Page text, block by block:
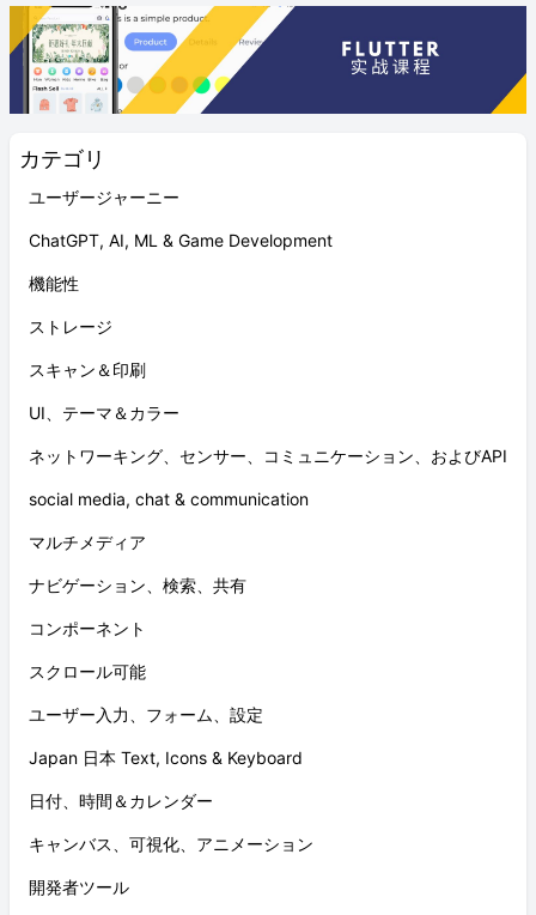
カテゴリ
ユーザージャーニー
ChatGPT, AI, ML & Game Development
機能性
ストレージ
スキャン＆印刷
UI、テーマ＆カラー
ネットワーキング、センサー、コミュニケーション、およびAPI
social media, chat & communication
マルチメディア
ナビゲーション、検索、共有
コンポーネント
スクロール可能
ユーザー入力、フォーム、設定
Japan 日本 Text, Icons & Keyboard
日付、時間＆カレンダー
キャンバス、可視化、アニメーション
開発者ツール